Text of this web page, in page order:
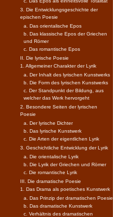
3. Die Entwicklungsgeschichte der
epischen Poesie
a. Das orientalische Epos
b. Das klassische Epos der Griechen
und Römer
c. Das romantische Epos
II. Die lyrische Poesie
1. Allgemeiner Charakter der Lyrik
a. Der Inhalt des lyrischen Kunstwerks
b. Die Form des lyrischen Kunstwerks
c. Der Standpunkt der Bildung, aus
welcher das Werk hervorgeht
2. Besondere Seiten der lyrischen
Poesie
a. Der lyrische Dichter
b. Das lyrische Kunstwerk
c. Die Arten der eigentlichen Lyrik
3. Geschichtliche Entwicklung der Lyrik
a. Die orientalische Lyrik
b. Die Lyrik der Griechen und Römer
c. Die romantische Lyrik
III. Die dramatische Poesie
1. Das Drama als poetisches Kunstwerk
a. Das Prinzip der dramatischen Poesie
b. Das dramatische Kunstwerk
c. Verhältnis des dramatischen